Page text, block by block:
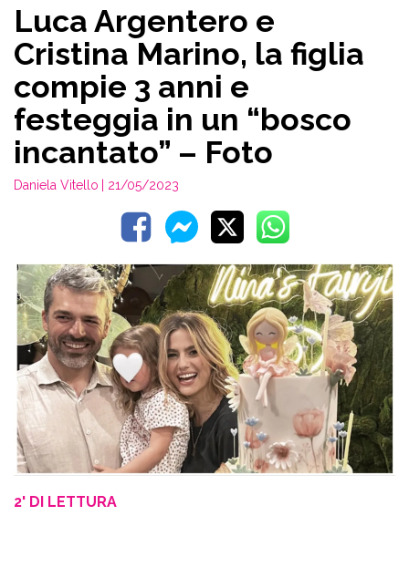
Luca Argentero e
Cristina Marino, la figlia
compie 3 anni e
festeggia in un “bosco
incantato” – Foto
Daniela Vitello | 21/05/2023
2' DI LETTURA